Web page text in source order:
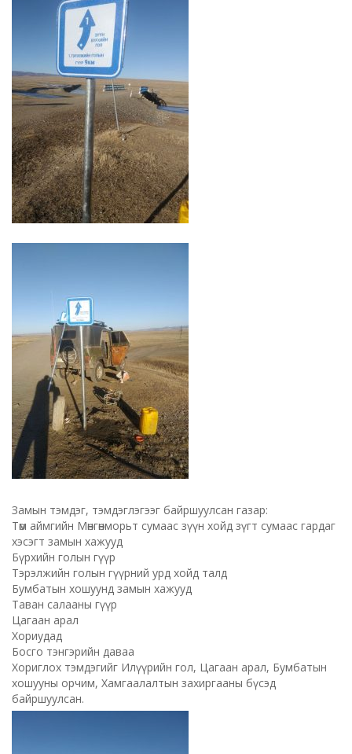
Замын тэмдэг, тэмдэглэгээг байршуулсан газар:
Төм аймгийн Мөнгөнморьт сумаас зүүн хойд зүгт сумаас гардаг
хэсэгт замын хажууд
Бүрхийн голын гүүр
Тэрэлжийн голын гүүрний урд хойд талд
Бумбатын хошуунд замын хажууд
Таван салааны гүүр
Цагаан арал
Хориудад
Босго тэнгэрийн даваа
Хориглох тэмдэгийг Илүүрийн гол, Цагаан арал, Бумбатын
хошууны орчим, Хамгаалалтын захиргааны бүсэд
байршуулсан.